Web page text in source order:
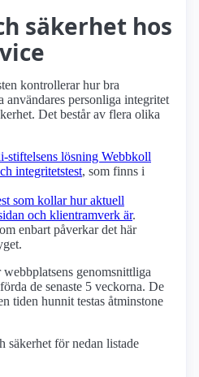
säkerhet hos
kontrollerar hur bra
användares personliga integritet
Det består av flera olika
stiftelsens lösning Webbkoll
integritetstest, som finns i
som kollar hur aktuell
och klient­ramverk är.
enbart påverkar det här
genomsnittliga
de senaste 5 veckorna. De
tiden hunnit testas åtminstone
säkerhet för nedan listade